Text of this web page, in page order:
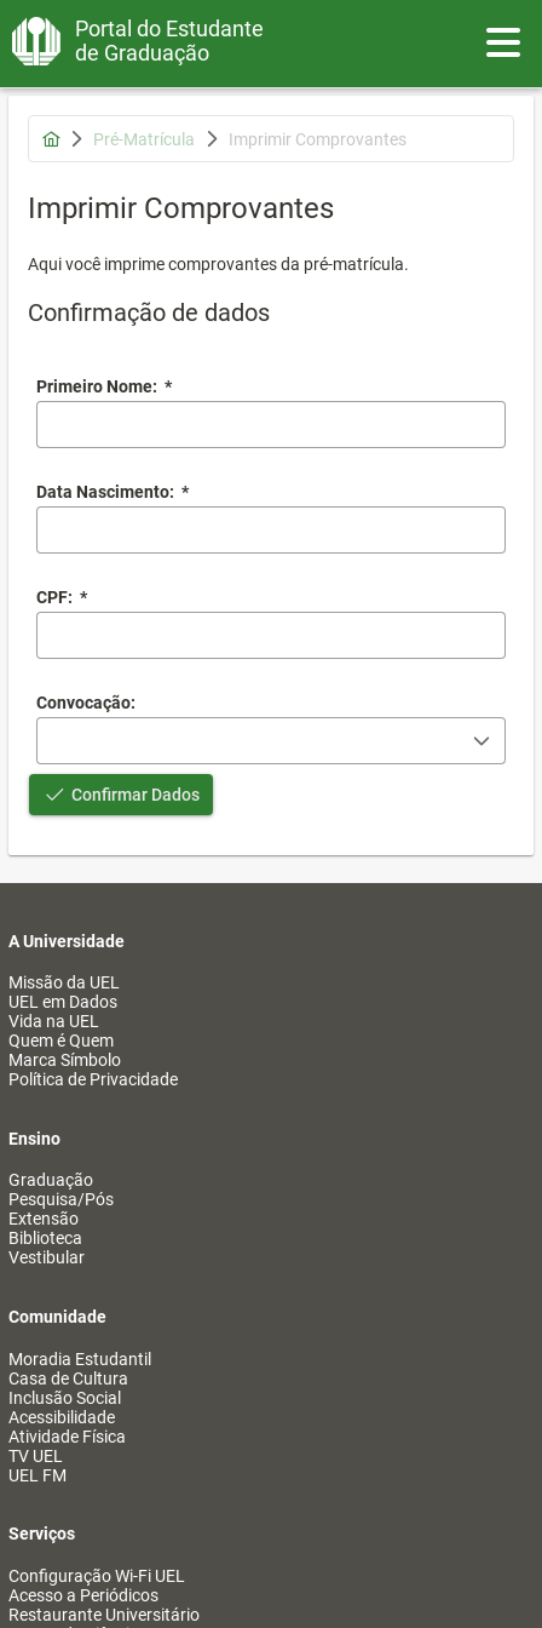
Portal do Estudante
de Graduação
Pré-Matrícula Imprimir Comprovantes
Imprimir Comprovantes
Aqui você imprime comprovantes da pré-matrícula.
Confirmação de dados
Primeiro Nome: *
Data Nascimento: *
CPF: *
Convocação:
Confirmar Dados
A Universidade
Missão da UEL
UEL em Dados
Vida na UEL
Quem é Quem
Marca Símbolo
Política de Privacidade
Ensino
Graduação
Pesquisa/Pós
Extensão
Biblioteca
Vestibular
Comunidade
Moradia Estudantil
Casa de Cultura
Inclusão Social
Acessibilidade
Atividade Física
TV UEL
UEL FM
Serviços
Configuração Wi-Fi UEL
Acesso a Periódicos
Restaurante Universitário